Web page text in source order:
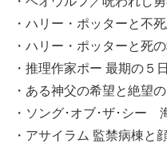
・ハリー・ポッターと不
・ハリー・ポッターと死
・推理作家ポー 最期の５
・ある神父の希望と絶望
・ソング･オブ･ザ･シー
・アサイラム 監禁病棟と